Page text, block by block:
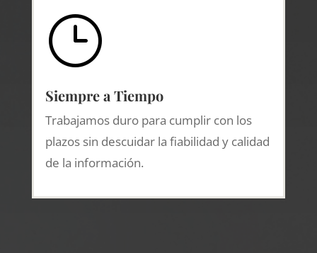
}
Siempre a Tiempo
Trabajamos duro para cumplir con los
plazos sin descuidar la fiabilidad y calidad
de la información.